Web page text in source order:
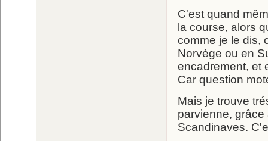
C'est quand
la course, alors
comme je le dis,
Norvège ou en
encadrement, et
Car question
Mais je trouve
parvienne,
Scandinaves.